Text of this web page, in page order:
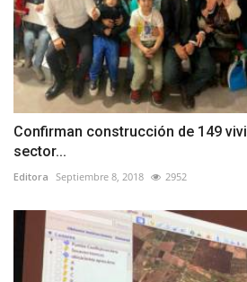
Confirman construcción de 149
sector...
Editora Septiembre 8, 2018 2952